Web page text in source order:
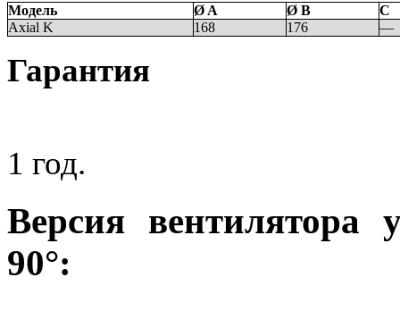
Модель Ø A Ø B
C
Axial K
168 176 —
Гарантия
1 год.
Версия вентилятора
90°: